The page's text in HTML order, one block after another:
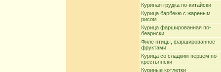
Куриная грудка по-китайски
Курица барбекю с жареным
рисом
Курица фаршированная по-
беарнски
Филе птицы, фаршированное
фруктами
Курица со сладким перцем по-
крестьянски
Куриные котлетки